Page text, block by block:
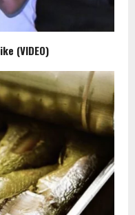
(VIDEO)